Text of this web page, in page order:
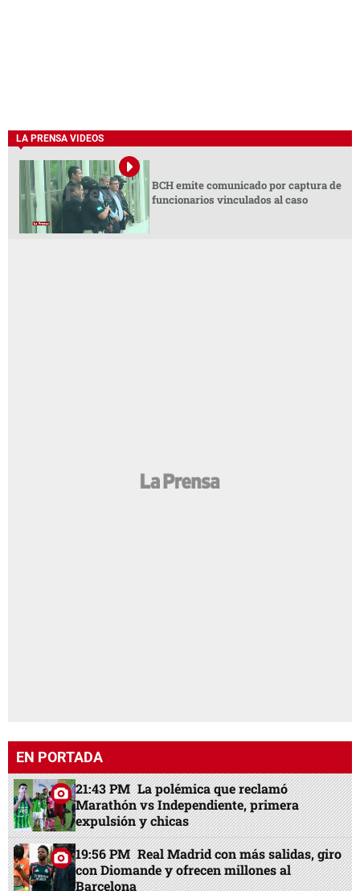
LA PRENSA VIDEOS
BCH emite comunicado por captura de
funcionarios vinculados al caso
EN PORTADA
21:43 PM La polémica que reclamó
Marathón vs Independiente, primera
expulsión y chicas
19:56 PM Real Madrid con más salidas, giro
con Diomande y ofrecen millones al
Barcelona